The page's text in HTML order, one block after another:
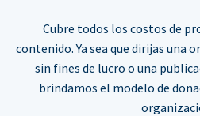
Cubre todos los costos de
contenido. Ya sea que dirijas una
sin fines de lucro o una
brindamos el modelo de